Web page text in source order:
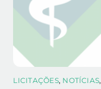
LICITAÇÕES, NOTÍCIAS,